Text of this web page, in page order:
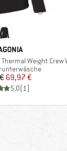
Weight Crew
Preis
reduzierter Preis
69,97 €
5,0(1)